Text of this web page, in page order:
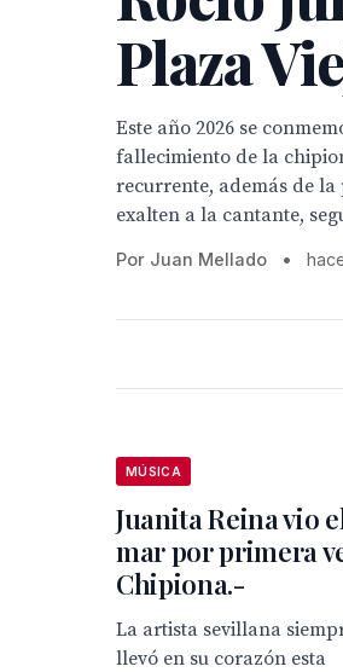
Plaza
Este año 2026 se
fallecimiento de la
recurrente, además de
exalten a la cantante,
Por Juan Mellado •
MÚSICA
Juanita Reina vio
mar por primera
Chipiona.-
La artista sevillana
llevó en su corazón esta